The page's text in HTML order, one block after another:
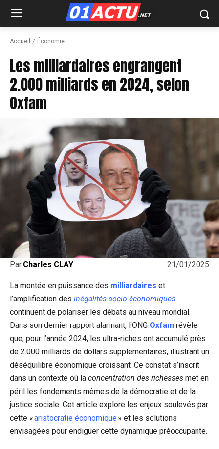
Accueil Économie
Les milliardaires engrangent
2.000 milliards en 2024, selon
Oxfam
21/01/2025
Par Charles CLAY
La montée en puissance des milliardaires et
l’amplification des inégalités socio-économiques
continuent de polariser les débats au niveau mondial.
Dans son dernier rapport alarmant, l’ONG Oxfam révèle
que, pour l’année 2024, les ultra-riches ont accumulé près
de 2.000 milliards de dollars supplémentaires, illustrant un
déséquilibre économique croissant. Ce constat s’inscrit
dans un contexte où la concentration des richesses met en
péril les fondements mêmes de la démocratie et de la
justice sociale. Cet article explore les enjeux soulevés par
cette «aristocratie économique » et les solutions
envisagées pour endiguer cette dynamique préoccupante.